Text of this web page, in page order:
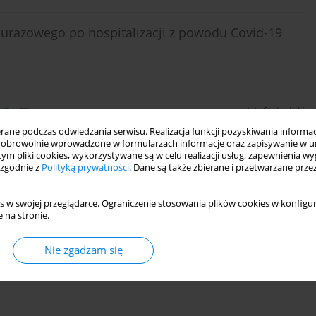
podczas odwiedzania serwisu. Realizacja funkcji pozyskiwania
wprowadzone w formularzach informacje oraz zapisywanie w
pliki cookies, wykorzystywane są w celu realizacji usług, zapewnienia
z Polityką prywatności. Dane są także zbierane i przetwarzane
w swojej przeglądarce. Ograniczenie stosowania plików cookies w
na stronie.
Nie zgadzam się
po hospitalizacji z powodu Covid-19
Statystyki
Zaburzeń po Stresie Traumatycznym według